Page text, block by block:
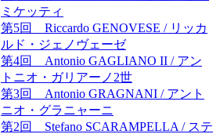
ミケッティ
第5回 Riccardo GENOVESE / リッカ
ルド・ジェノヴェーゼ
第4回 Antonio GAGLIANO II / アン
トニオ・ガリアーノ2世
第3回 Antonio GRAGNANI / アント
ニオ・グラニャーニ
第2回 Stefano SCARAMPELLA / ステ